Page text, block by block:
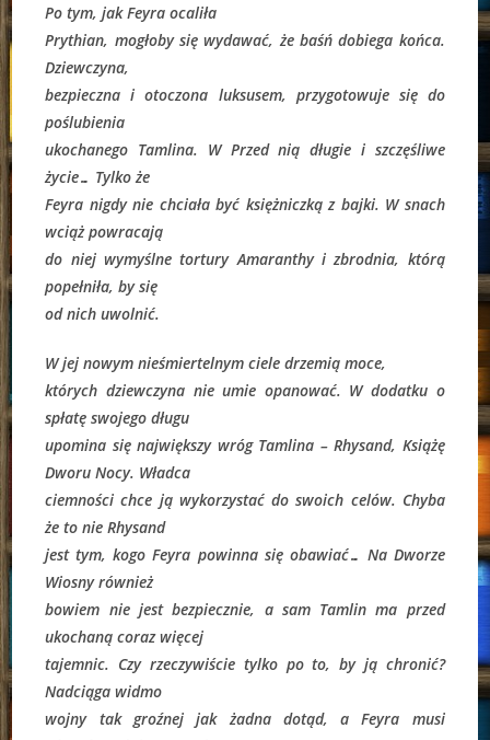
Po tym, jak Feyra ocaliła
Prythian, mogłoby się wydawać, że baśń dobiega końca.
Dziewczyna,
bezpieczna i otoczona luksusem, przygotowuje się do
poślubienia
ukochanego Tamlina. W Przed nią długie i szczęśliwe
życie… Tylko że
Feyra nigdy nie chciała być księżniczką z bajki. W snach
wciąż powracają
do niej wymyślne tortury Amaranthy i zbrodnia, którą
popełniła, by się
od nich uwolnić.
W jej nowym nieśmiertelnym ciele drzemią moce,
których dziewczyna nie umie opanować. W dodatku o
spłatę swojego długu
upomina się największy wróg Tamlina – Rhysand, Książę
Dworu Nocy. Władca
ciemności chce ją wykorzystać do swoich celów. Chyba
że to nie Rhysand
jest tym, kogo Feyra powinna się obawiać… Na Dworze
Wiosny również
bowiem nie jest bezpiecznie, a sam Tamlin ma przed
ukochaną coraz więcej
tajemnic. Czy rzeczywiście tylko po to, by ją chronić?
Nadciąga widmo
wojny tak groźnej jak żadna dotąd, a Feyra musi